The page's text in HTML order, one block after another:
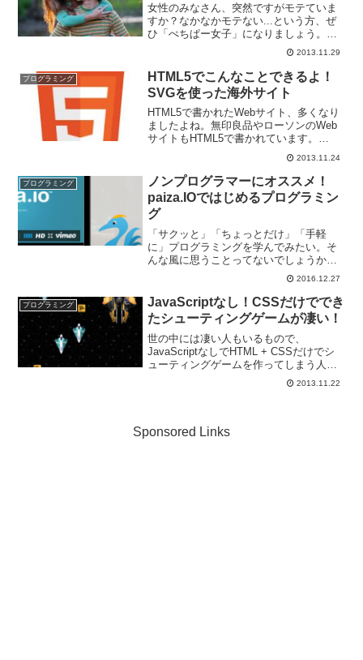
女性のみなさん、突然ですがモテていま
すか？なかなかモテない...という方、ぜ
ひ「ぺちぱー女子」になりましょう。ぺ
ちぱー女子って何なの？ぺちぱーはプロ
グラミング言語のPHPを使う人のことで
す。ペチペチ何かを叩く人のことではな
いんですね。PHP...
2013.11.29
プログラミング
HTML5でこんなことできるよ！
SVGを使った海外サイト
HTML5で書かれたWebサイト、多くなり
ましたよね。無印良品やローソンのWeb
サイトもHTML5で書かれています。
「HTML5？HTMLやCSSの一番新しいバ
ージョンでしょ？」という方もいるかも
しれませんが、そうではないんです。そ
の中でも...
2013.11.24
プログラミング
ノンプログラマーにオススメ！
paiza.IOではじめるプログラミン
グ
「サクッと」「ちょっとだけ」「手軽
に」プログラミングを学んでみたい。そ
んな風に思うことってないでしょうか？
私はあります。そういった時に、最初の
ハードルになるのが教材選び、そしてそ
の後にやってくるハードルがプログラミ
ングの実行環境の準備です。...
2016.12.27
プログラミング
JavaScriptなし！CSSだけででき
たシューティングゲームが凄い！
世の中には凄い人もいるもので、
JavaScriptなしでHTML + CSSだけでシ
ューティングゲームを作ってしまう人が
いるようです。↑こちらのゲームが
JavaScriptゼロ行で書かれたゲームで
2013.11.22
Sponsored Links